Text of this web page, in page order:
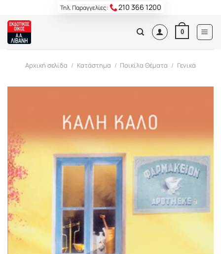
content
Τηλ. Παραγγελίες: 210 366 1200
0
Αρχική σελίδα / Κατάστημα / Ποικίλα Θέματα / Γενικά